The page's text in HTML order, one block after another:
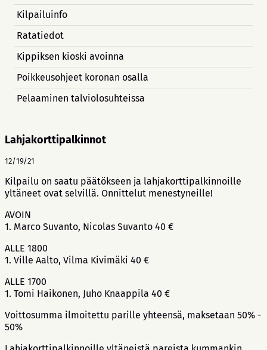
Kilpailuinfo
Ratatiedot
Kippiksen kioski avoinna
Poikkeusohjeet koronan osalla
Pelaaminen talviolosuhteissa
Lahjakorttipalkinnot
12/19/21
Kilpailu on saatu päätökseen ja lahjakorttipalkinnoille
yltäneet ovat selvillä. Onnittelut menestyneille!
AVOIN
1. Marco Suvanto, Nicolas Suvanto 40 €
ALLE 1800
1. Ville Aalto, Vilma Kivimäki 40 €
ALLE 1700
1. Tomi Haikonen, Juho Knaappila 40 €
Voittosumma ilmoitettu parille yhteensä, maksetaan 50% -
50%